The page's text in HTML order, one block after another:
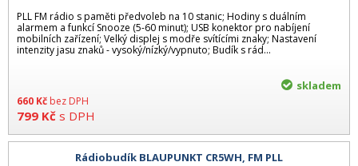
PLL FM rádio s paměti předvoleb na 10 stanic; Hodiny s duálním
alarmem a funkcí Snooze (5-60 minut); USB konektor pro nabíjení
mobilních zařízení; Velký displej s modře svítícími znaky; Nastavení
intenzity jasu znaků - vysoký/nízký/vypnuto; Budík s rád...
660 Kč bez DPH
799 Kč s DPH
skladem
Rádiobudík BLAUPUNKT CR5WH, FM PLL